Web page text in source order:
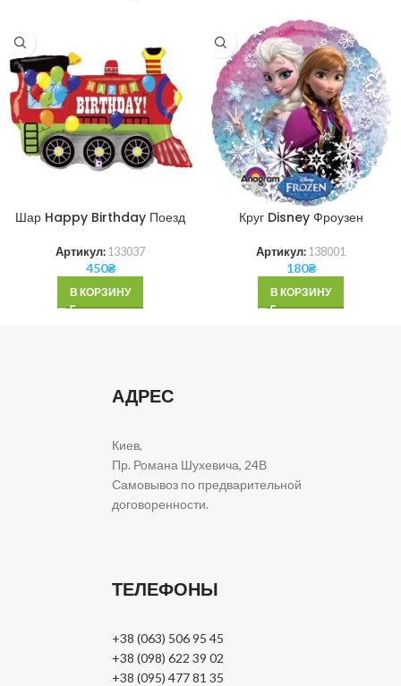
Шар Happy Birthday Поезд
Артикул: 133037
450₴
В КОРЗИНУ
Круг Disney Фроузен
Артикул: 138001
180₴
В КОРЗИНУ
АДРЕС
Киев,
Пр. Романа Шухевича, 24В
Самовывоз по предварительной
договоренности.
ТЕЛЕФОНЫ
+38 (063) 506 95 45
+38 (098) 622 39 02
+38 (095) 477 81 35